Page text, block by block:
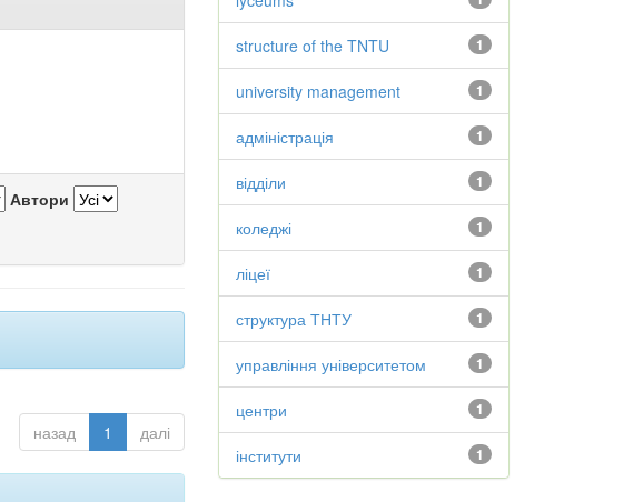
Автори
назад 1 далі
1
structure of the TNTU
1
university management
1
адміністрація
1
відділи
1
коледжі
1
ліцеї
1
структура ТНТУ
1
управління університетом
1
центри
1
інститути